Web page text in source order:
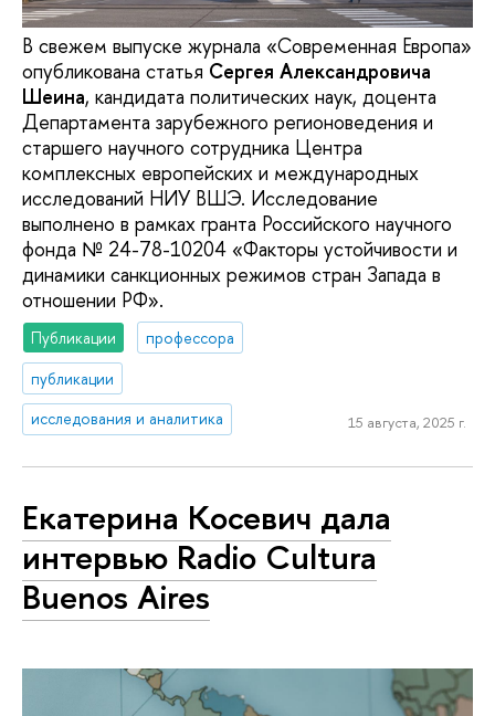
В свежем выпуске журнала «Современная Европа»
опубликована статья Сергея Александровича
Шеина, кандидата политических наук, доцента
Департамента зарубежного регионоведения и
старшего научного сотрудника Центра
комплексных европейских и международных
исследований НИУ ВШЭ. Исследование
выполнено в рамках гранта Российского научного
фонда № 24-78-10204 «Факторы устойчивости и
динамики санкционных режимов стран Запада в
отношении РФ».
Публикации
профессора
публикации
исследования и аналитика
15 августа, 2025 г.
Екатерина Косевич дала
интервью Radio Cultura
Buenos Aires